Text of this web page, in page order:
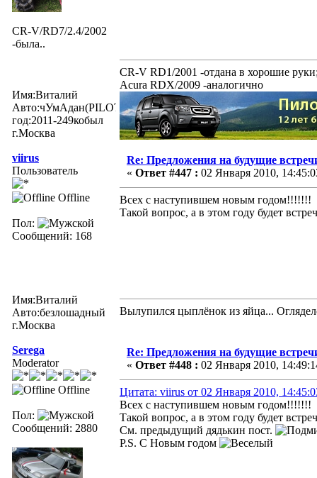
CR-V/RD7/2.4/2002
-была..
Имя:Виталий
Авто:чУмАдан(PILOTexe)
год:2011-249кобыл
г.Москва
CR-V RD1/2001 -отдана в хорошие
Acura RDX/2009 -аналогично
viirus
Пользователь
Offline
Пол:
Сообщений: 168
Имя:Виталий
Авто:безлошадный
г.Москва
Re: Предложения на будущие
« Ответ #447 : 02 Января 2010,
Всех с наступившем новым годом!!!!!!!
Такой вопрос, а в этом году будет
Вылупился цыплёнок из яйца...
Serega
Moderator
Offline
Пол:
Сообщений: 2880
Re: Предложения на будущие
« Ответ #448 : 02 Января 2010,
Цитата: viirus от 02 Января 2010,
Всех с наступившем новым годом!!!!!!!
Такой вопрос, а в этом году будет
См. предыдущий дядькин пост.
P.S. C Новым годом